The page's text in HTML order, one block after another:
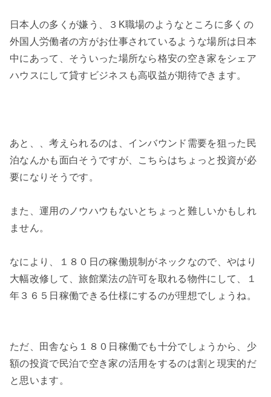
日本人の多くが嫌う、３K職場のようなところに多くの
外国人労働者の方がお仕事されているような場所は日本
中にあって、そういった場所なら格安の空き家をシェア
ハウスにして貸すビジネスも高収益が期待できます。
あと、、考えられるのは、インバウンド需要を狙った民
泊なんかも面白そうですが、こちらはちょっと投資が必
要になりそうです。
また、運用のノウハウもないとちょっと難しいかもしれ
ません。
なにより、１８０日の稼働規制がネックなので、やはり
大幅改修して、旅館業法の許可を取れる物件にして、１
年３６５日稼働できる仕様にするのが理想でしょうね。
ただ、田舎なら１８０日稼働でも十分でしょうから、少
額の投資で民泊で空き家の活用をするのは割と現実的だ
と思います。